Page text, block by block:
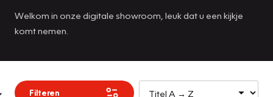
Welkom in onze digitale showroom, leuk dat u een kijkje
komt nemen.
Filteren